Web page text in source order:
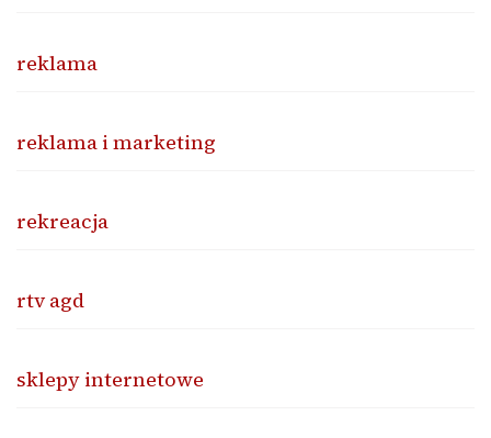
reklama
reklama i marketing
rekreacja
rtv agd
sklepy internetowe